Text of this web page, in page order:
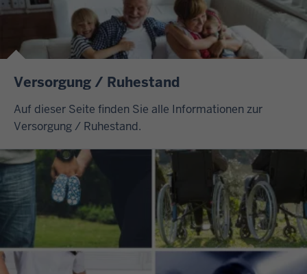
Versorgung / Ruhestand
Auf dieser Seite finden Sie alle Informationen zur
Versorgung / Ruhestand.